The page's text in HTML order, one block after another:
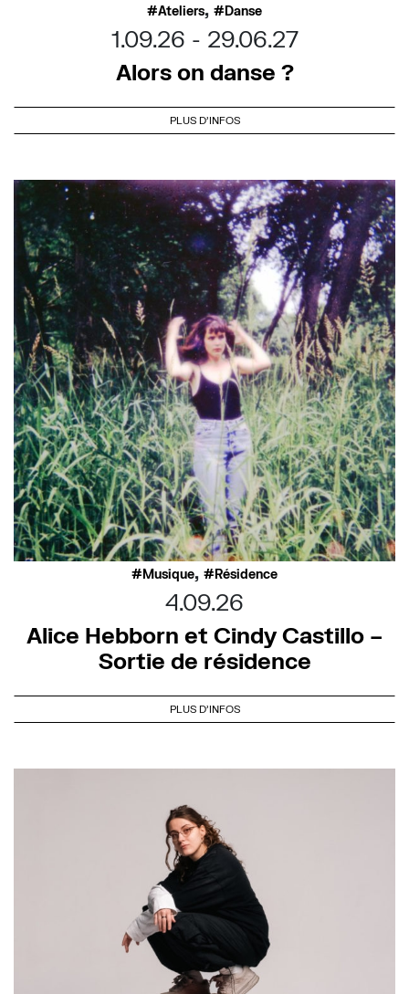
Ateliers, Danse
1.09.26
29.06.27
Alors on danse ?
PLUS D'INFOS
Musique, Résidence
4.09.26
Alice Hebborn et Cindy Castillo –
Sortie de résidence
PLUS D'INFOS